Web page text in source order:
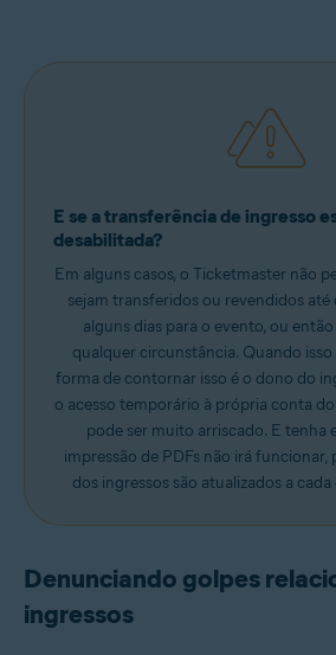
E se a transferência de ingresso
desabilitada?
Em alguns casos, o Ticketmaster não
sejam transferidos ou revendidos até
alguns dias para o evento, ou
qualquer circunstância. Quando isso
forma de contornar isso é o dono do
o acesso temporário à própria conta
pode ser muito arriscado. E tenha
impressão de PDFs não irá funcionar,
dos ingressos são atualizados a
Denunciando golpes
ingressos